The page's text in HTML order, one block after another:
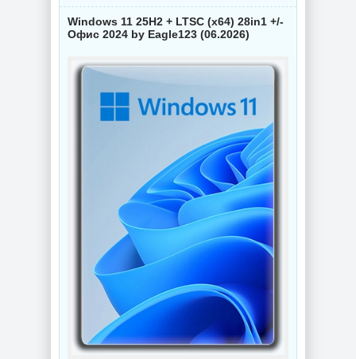
Конвертер видео
Видеоконвертер
UniConverter
17.4.5.648 RePack
by 7997
Интернет
мессенджер
Telegram Desktop
7.0.7 + Portable
для
компьютерной
мышки (Cursors
concept scheme)
NEW
Windows 11 25H2 + LTSC (x64) 28in1 +/-
Офис 2024 by Eagle123 (06.2026)